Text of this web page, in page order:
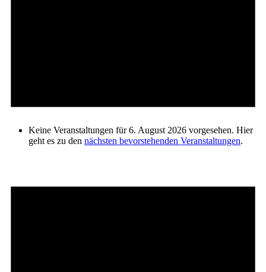
Keine Veranstaltungen für 6. August 2026 vorgesehen. Hier
geht es zu den nächsten bevorstehenden Veranstaltungen.